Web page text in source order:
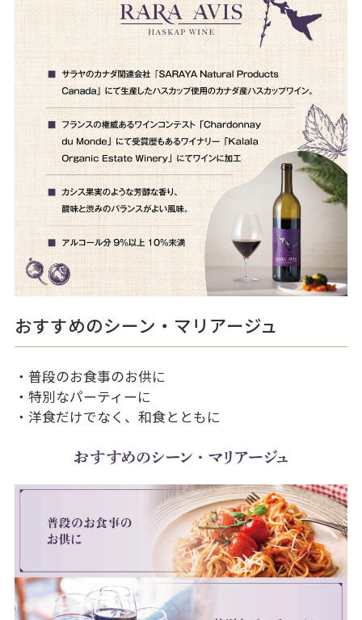
おすすめのシーン・マリアージュ
・普段のお食事のお供に
・特別なパーティーに
・洋食だけでなく、和食とともに